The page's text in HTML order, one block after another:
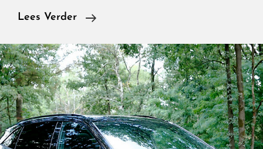
Lees Verder
Voyah
Performance,
Chinese
Lef
Met
Premium
Ambitie